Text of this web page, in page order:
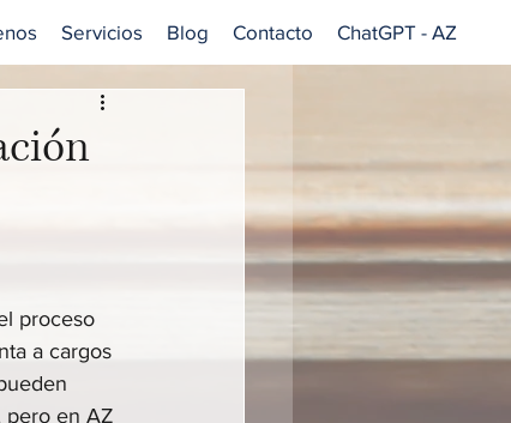
Servicios Blog Contacto ChatGPT - AZ
proceso
a cargos
pero en AZ